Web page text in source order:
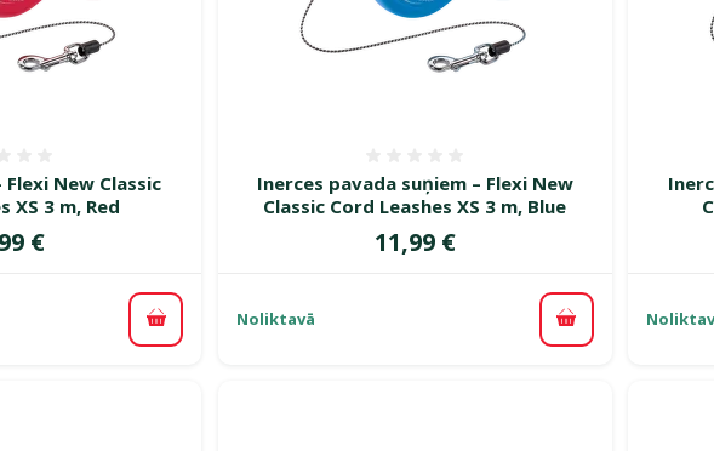
New Classic
XS 3 m, Red
€
Pievienot grozam
Inerces pavada suņiem – Flexi New
Classic Cord Leashes XS 3 m, Blue
Cena
11,99 €
Noliktavā Pievienot